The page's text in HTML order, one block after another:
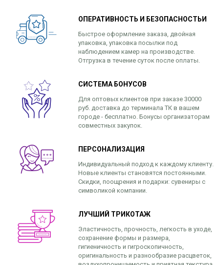
ОПЕРАТИВНОСТЬ И БЕЗОПАСНОСТЬИ
Быстрое оформление заказа, двойная
упаковка, упаковка посылки под
наблюдением камер на производстве.
Отгрузка в течение суток после оплаты.
СИСТЕМА БОНУСОВ
Для оптовых клиентов при заказе 30000
руб. доставка до терминала ТК в вашем
городе - бесплатно. Бонусы организаторам
совместных закупок.
ПЕРСОНАЛИЗАЦИЯ
Индивидуальный подход к каждому клиенту.
Новые клиенты становятся постоянными.
Скидки, поощрения и подарки: сувениры с
символикой компании.
ЛУЧШИЙ ТРИКОТАЖ
Эластичность, прочность, легкость в уходе,
сохранение формы и размера,
гигиеничность и гигроскопичность,
оригинальность и разнообразие расцветок,